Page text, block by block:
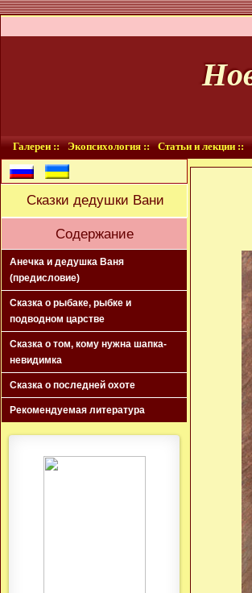
Галереи :: Экопсихология :: Статьи и лекции ::
Сказки дедушки Вани
Содержание
Анечка и дедушка Ваня
(предисловие)
Сказка о рыбаке, рыбке и
подводном царстве
Сказка о том, кому нужна шапка-
невидимка
Сказка о последней охоте
Рекомендуемая литература